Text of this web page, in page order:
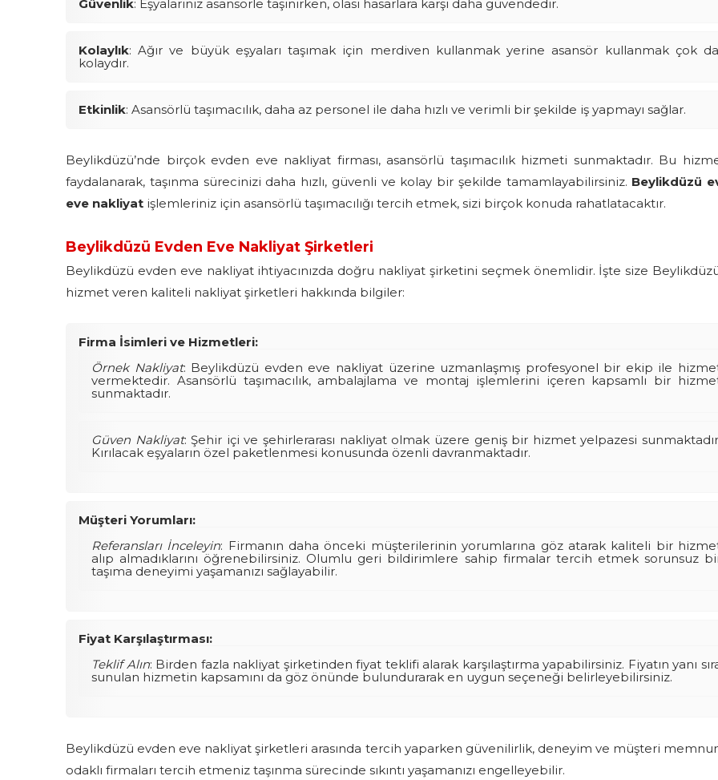
Güvenlik: Eşyalarınız asansörle taşınırken, olası hasarlara karşı daha güvendedir.
Kolaylık: Ağır ve büyük eşyaları taşımak için merdiven kullanmak yerine asansör kullanmak çok
kolaydır.
Etkinlik: Asansörlü taşımacılık, daha az personel ile daha hızlı ve verimli bir şekilde iş yapmayı sağlar.
Beylikdüzü’nde birçok evden eve nakliyat firması, asansörlü taşımacılık hizmeti sunmaktadır. Bu
faydalanarak, taşınma sürecinizi daha hızlı, güvenli ve kolay bir şekilde tamamlayabilirsiniz. Beylikdüzü
eve nakliyat işlemleriniz için asansörlü taşımacılığı tercih etmek, sizi birçok konuda rahatlatacaktır.
Beylikdüzü Evden Eve Nakliyat Şirketleri
Beylikdüzü evden eve nakliyat ihtiyacınızda doğru nakliyat şirketini seçmek önemlidir. İşte size
hizmet veren kaliteli nakliyat şirketleri hakkında bilgiler:
Firma İsimleri ve Hizmetleri:
Örnek Nakliyat: Beylikdüzü evden eve nakliyat üzerine uzmanlaşmış profesyonel bir ekip ile
vermektedir. Asansörlü taşımacılık, ambalajlama ve montaj işlemlerini içeren kapsamlı bir
sunmaktadır.
Güven Nakliyat: Şehir içi ve şehirlerarası nakliyat olmak üzere geniş bir hizmet yelpazesi
Kırılacak eşyaların özel paketlenmesi konusunda özenli davranmaktadır.
Müşteri Yorumları:
Referansları İnceleyin: Firmanın daha önceki müşterilerinin yorumlarına göz atarak kaliteli bir
alıp almadıklarını öğrenebilirsiniz. Olumlu geri bildirimlere sahip firmalar tercih etmek sorunsuz
taşıma deneyimi yaşamanızı sağlayabilir.
Fiyat Karşılaştırması:
Teklif Alın: Birden fazla nakliyat şirketinden fiyat teklifi alarak karşılaştırma yapabilirsiniz. Fiyatın yanı
sunulan hizmetin kapsamını da göz önünde bulundurarak en uygun seçeneği belirleyebilirsiniz.
Beylikdüzü evden eve nakliyat şirketleri arasında tercih yaparken güvenilirlik, deneyim ve müşteri
odaklı firmaları tercih etmeniz taşınma sürecinde sıkıntı yaşamanızı engelleyebilir.